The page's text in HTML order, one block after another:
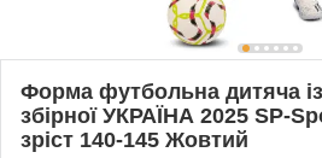
Форма футбольна дитяча
збірної УКРАЇНА 2025 SP-
зріст 140-145 Жовтий